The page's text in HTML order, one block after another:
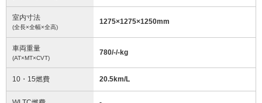
室内寸法
(全長×全幅×全高)
1275×1275×1250mm
車両重量
(AT×MT×CVT)
780/-/-kg
10・15燃費 20.5km/L